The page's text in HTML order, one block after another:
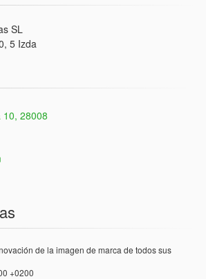
SL
5 Izda
10, 28008
de la imagen de marca de todos sus
+0200